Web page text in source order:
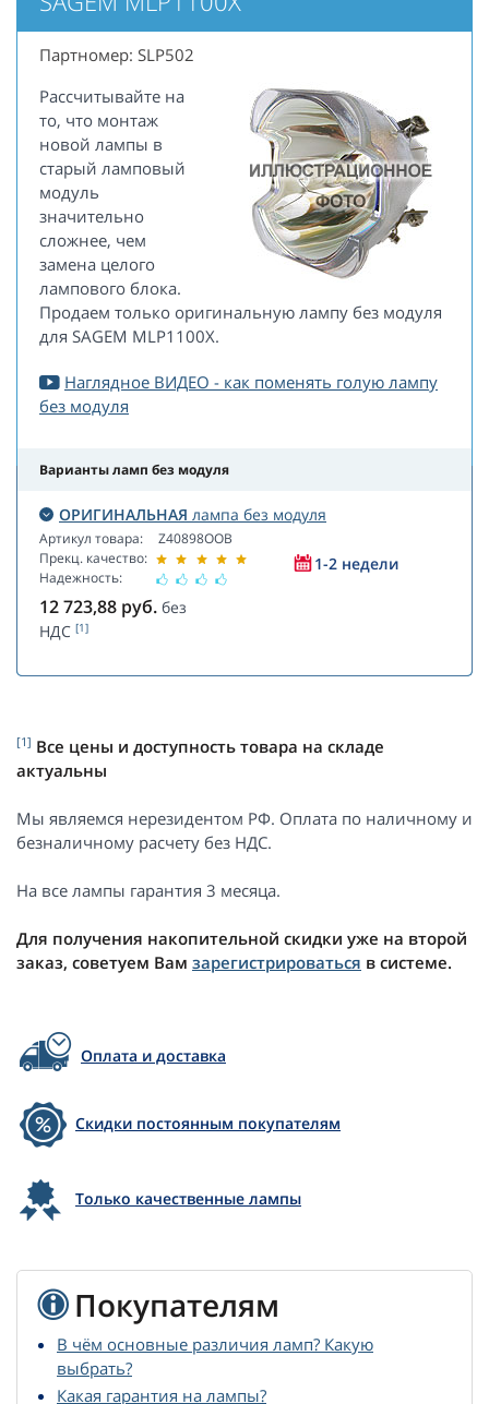
Партномер: SLP502
Рассчитывайте на
то, что монтаж
новой лампы в
старый ламповый
модуль
значительно
сложнее, чем
замена целого
лампового блока.
Продаем только оригинальную лампу без модуля
для SAGEM MLP1100X.
Наглядное ВИДЕО - как поменять голую лампу
без модуля
Варианты ламп без модуля
ОРИГИНАЛЬНАЯ лампа без модуля
Артикул товара:
Прекц. качество:
Надежность:
Z40898OOB
1-2 недели
12 723,88 руб. без
НДС [1]
[1] Все цены и доступность товара на складе
актуальны
Мы являемся нерезидентом РФ. Оплата по наличному и
безналичному расчету без НДС.
На все лампы гарантия 3 месяца.
Для получения накопительной скидки уже на второй
заказ, советуем Вам зарегистрироваться в системе.
Оплата и доставка
Скидки постоянным покупателям
Только качественные лампы
Покупателям
В чём основные различия ламп? Какую
выбрать?
Какая гарантия на лампы?